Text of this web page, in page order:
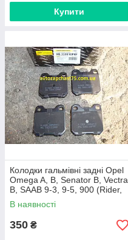
Купити
Колодки гальмівні задні Opel
Omega A, B, Senator B, Vectra
B, SAAB 9-3, 9-5, 900 (Rider,
Угорщина)
В наявності
350 ₴